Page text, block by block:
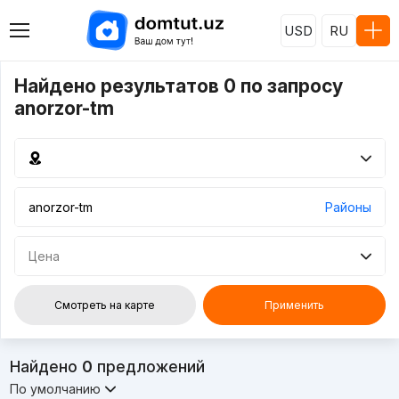
USD RU
Найдено результатов 0 по запросу
anorzor-tm
Районы
Цена
Смотреть на карте Применить
Найдено 0 предложений
По умолчанию